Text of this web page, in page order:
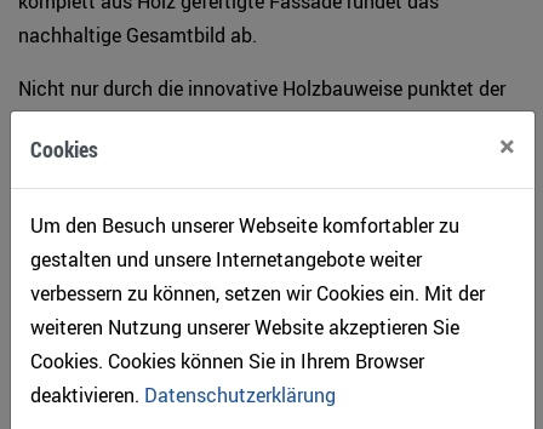
Cookies ×
Um den Besuch unserer Webseite komfortabler zu
gestalten und unsere Internetangebote weiter
verbessern zu können, setzen wir Cookies ein. Mit der
weiteren Nutzung unserer Website akzeptieren Sie
Cookies. Cookies können Sie in Ihrem Browser
deaktivieren. Datenschutzerklärung
nachhaltige Gesamtbild ab.
Nicht nur durch die innovative Holzbauweise punktet der
ressourcenschonende Ausstattung. Der Standort
verzichtet komplett auf fossile Brennstoffe und versorgt
sich mit Ökostrom aus regenerativen Quellen. Dazu wurde
auf dem Dach des Gebäudes eine Fotovoltaikanlage
installiert. Der aus Sonnenenergie erzeugte Strom wird zu
90% im Markt genutzt.